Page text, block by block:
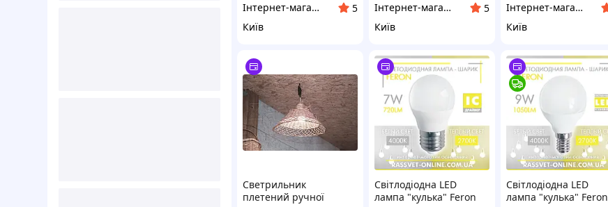
Інтернет-магазин "Сімейний затишок"
5
Київ
Інтернет-магазин "Сімейний затишок"
5
Київ
Інтернет-магазин "Сімейний затишок"
Київ
Светрильник
плетений ручної
Світлодіодна LED
лампа "кулька" Feron
Світлодіодна LED
лампа "кулька" Feron